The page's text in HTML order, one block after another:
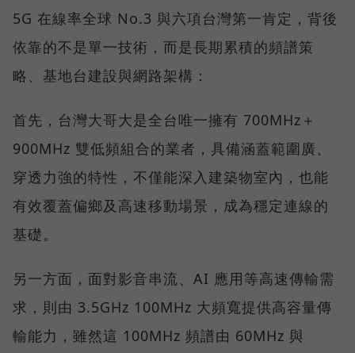
5G 在線率全球 No.3 與六項台灣第一肯定，背後
依靠的不是單一技術，而是長期累積的頻譜策
略、基地台建設與網路架構：
首先，台灣大哥大是全台唯一擁有 700MHz＋
900MHz 雙低頻組合的業者，具備涵蓋範圍廣、
穿透力強的特性，不僅能深入建築物室內，也能
有效覆蓋偏鄉及高速移動場景，成為穩定連線的
基礎。
另一方面，面對影音串流、AI 應用等高速傳輸需
求，則由 3.5GHz 100MHz 大頻寬提供高容量傳
輸能力，雖然這 100MHz 頻譜由 60MHz 與